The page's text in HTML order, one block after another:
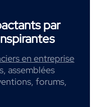
par
en entreprise
assemblées
forums,